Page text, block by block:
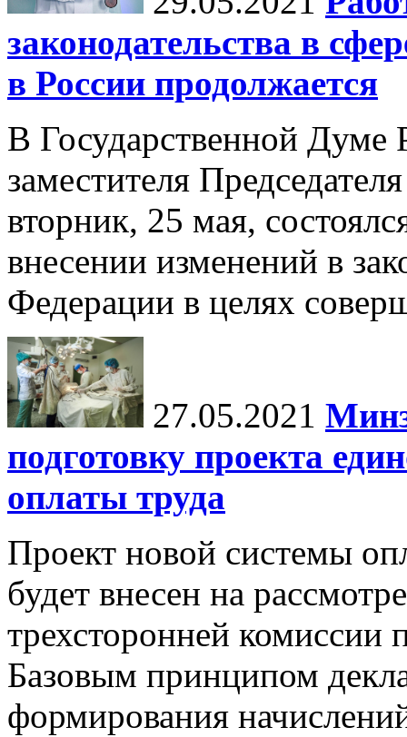
законодательства в
в России продолжается
В Государственной Думе
заместителя
вторник, 25 мая,
внесении изменений в
Федерации в целях
27.05.2021
подготовку проекта
оплаты труда
Проект новой системы
будет внесен на
трехсторонней комиссии
Базовым принципом
формирования